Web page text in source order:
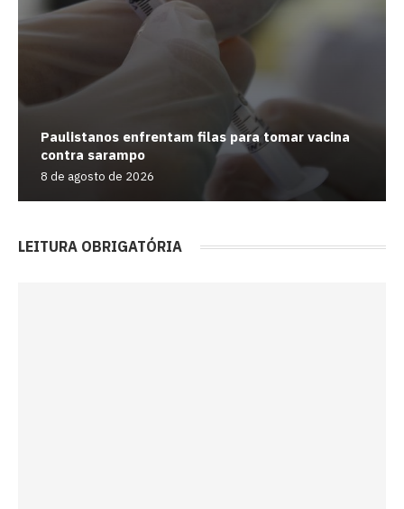
Paulistanos enfrentam filas para tomar vacina
contra sarampo
8 de agosto de 2026
LEITURA OBRIGATÓRIA